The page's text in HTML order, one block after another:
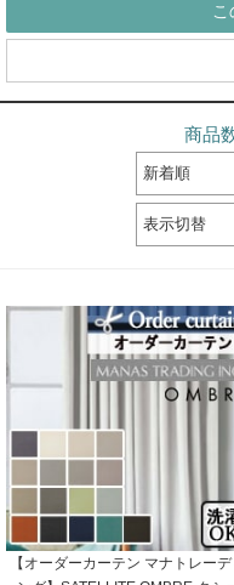
商品
新着順
表示切替
【オーダーカーテン マナトレーデ